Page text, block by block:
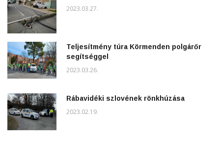
2023.03.27.
Teljesítmény túra Körmenden polgárőr
segítséggel
2023.03.26.
Rábavidéki szlovének rönkhúzása
2023.02.19.